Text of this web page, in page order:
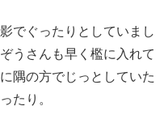
でぐったりとしていまし
うさんも早く檻に入れて
隅の方でじっとしていた
たり。